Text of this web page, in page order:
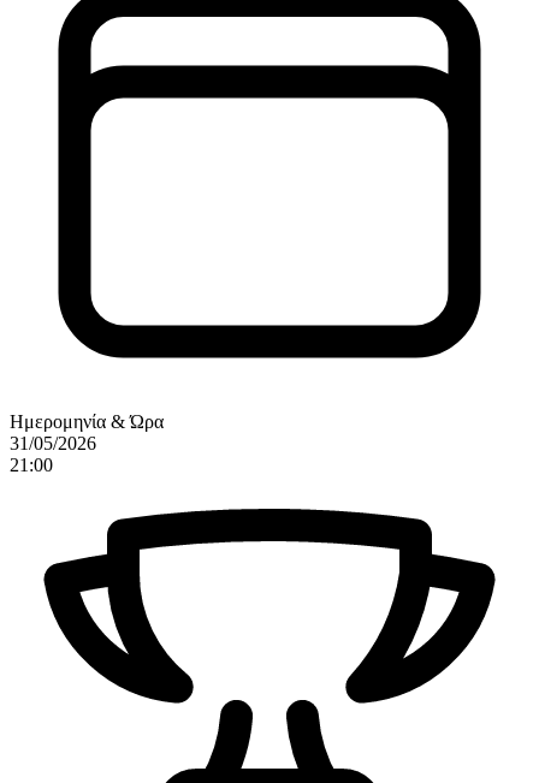
Ημερομηνία & Ώρα
31/05/2026
21:00